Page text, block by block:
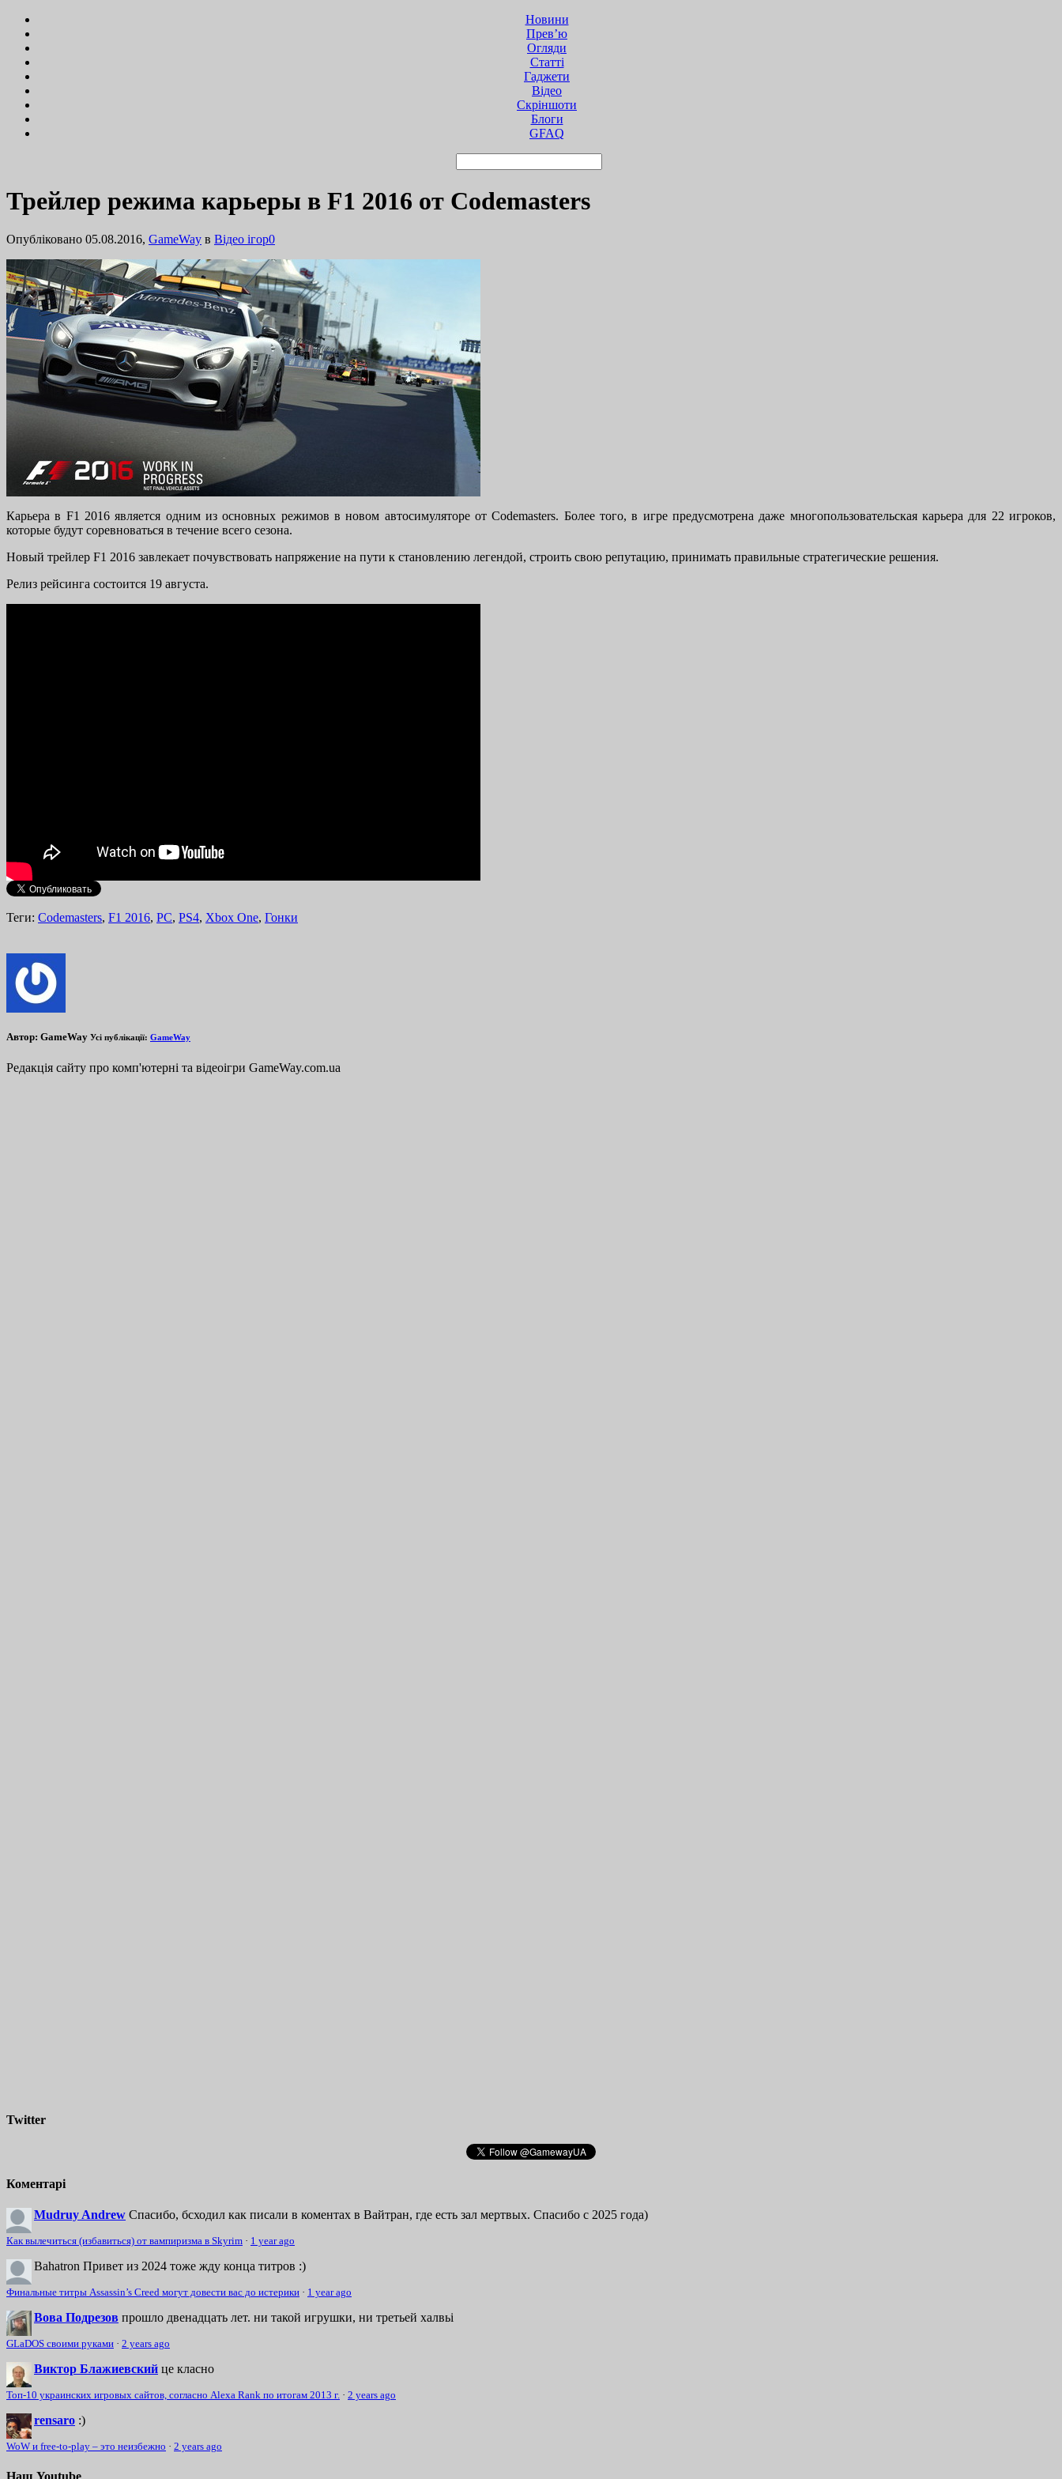
Новини
Прев’ю
Огляди
Статті
Гаджети
Відео
Cкріншоти
Блоги
GFAQ
Трейлер режима карьеры в F1 2016 от Codemasters
Опубліковано 05.08.2016, GameWay в Відео ігор0
Карьера в F1 2016 является одним из основных режимов в новом автосимуляторе от Codemasters. Более того, в игре предусмотрена даже многопользовательская карьера для 22 игроков,
которые будут соревноваться в течение всего сезона.
Новый трейлер F1 2016 завлекает почувствовать напряжение на пути к становлению легендой, строить свою репутацию, принимать правильные стратегические решения.
Релиз рейсинга состоится 19 августа.
Теги: Codemasters, F1 2016, PC, PS4, Xbox One, Гонки
Автор: GameWay Усі публікації: GameWay
Редакція сайту про комп'ютерні та відеоігри GameWay.com.ua
Twitter
Коментарі
Mudruy Andrew Спасибо, бсходил как писали в коментах в Вайтран, где есть зал мертвых. Спасибо с 2025 года)
Как вылечиться (избавиться) от вампиризма в Skyrim · 1 year ago
Bahatron Привет из 2024 тоже жду конца титров :)
Финальные титры Assassin’s Creed могут довести вас до истерики · 1 year ago
Вова Подрезов прошло двенадцать лет. ни такой игрушки, ни третьей халвьі
GLaDOS своими руками · 2 years ago
Виктор Блажиевский це класно
Топ-10 украинских игровых сайтов, согласно Alexa Rank по итогам 2013 г. · 2 years ago
rensaro :)
WoW и free-to-play – это неизбежно · 2 years ago